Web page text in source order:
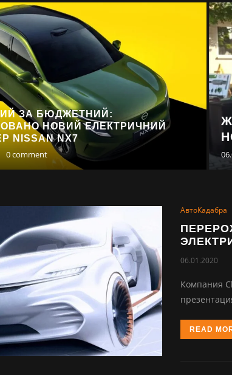
ЗА БЮДЖЕТНИЙ:
НОВИЙ ЕЛЕКТРИЧНИЙ
NISSAN NX7
0 comment
АвтоКадабра
06.01.2020
Компания
READ